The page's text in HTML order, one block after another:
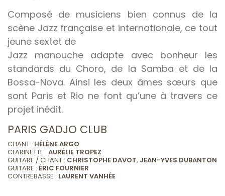
Composé de musiciens bien connus de la
scène Jazz française et internationale, ce tout
jeune sextet de
Jazz manouche adapte avec bonheur les
standards du Choro, de la Samba et de la
Bossa-Nova. Ainsi les deux âmes sœurs que
sont Paris et Rio ne font qu’une à travers ce
projet inédit.
PARIS GADJO CLUB
CHANT : HÉLÈNE ARGO
CLARINETTE : AURÉLIE TROPEZ
GUITARE / CHANT : CHRISTOPHE DAVOT, JEAN-YVES DUBANTON
GUITARE : ÉRIC FOURNIER
CONTREBASSE : LAURENT VANHÉE